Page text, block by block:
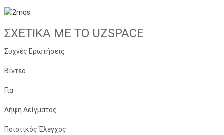
ΣΧΕΤΙΚΆ ΜΕ ΤΟ UZSPACE
Συχνές Ερωτήσεις
Βίντεο
Για
Λήψη Δείγματος
Ποιοτικός Έλεγχος